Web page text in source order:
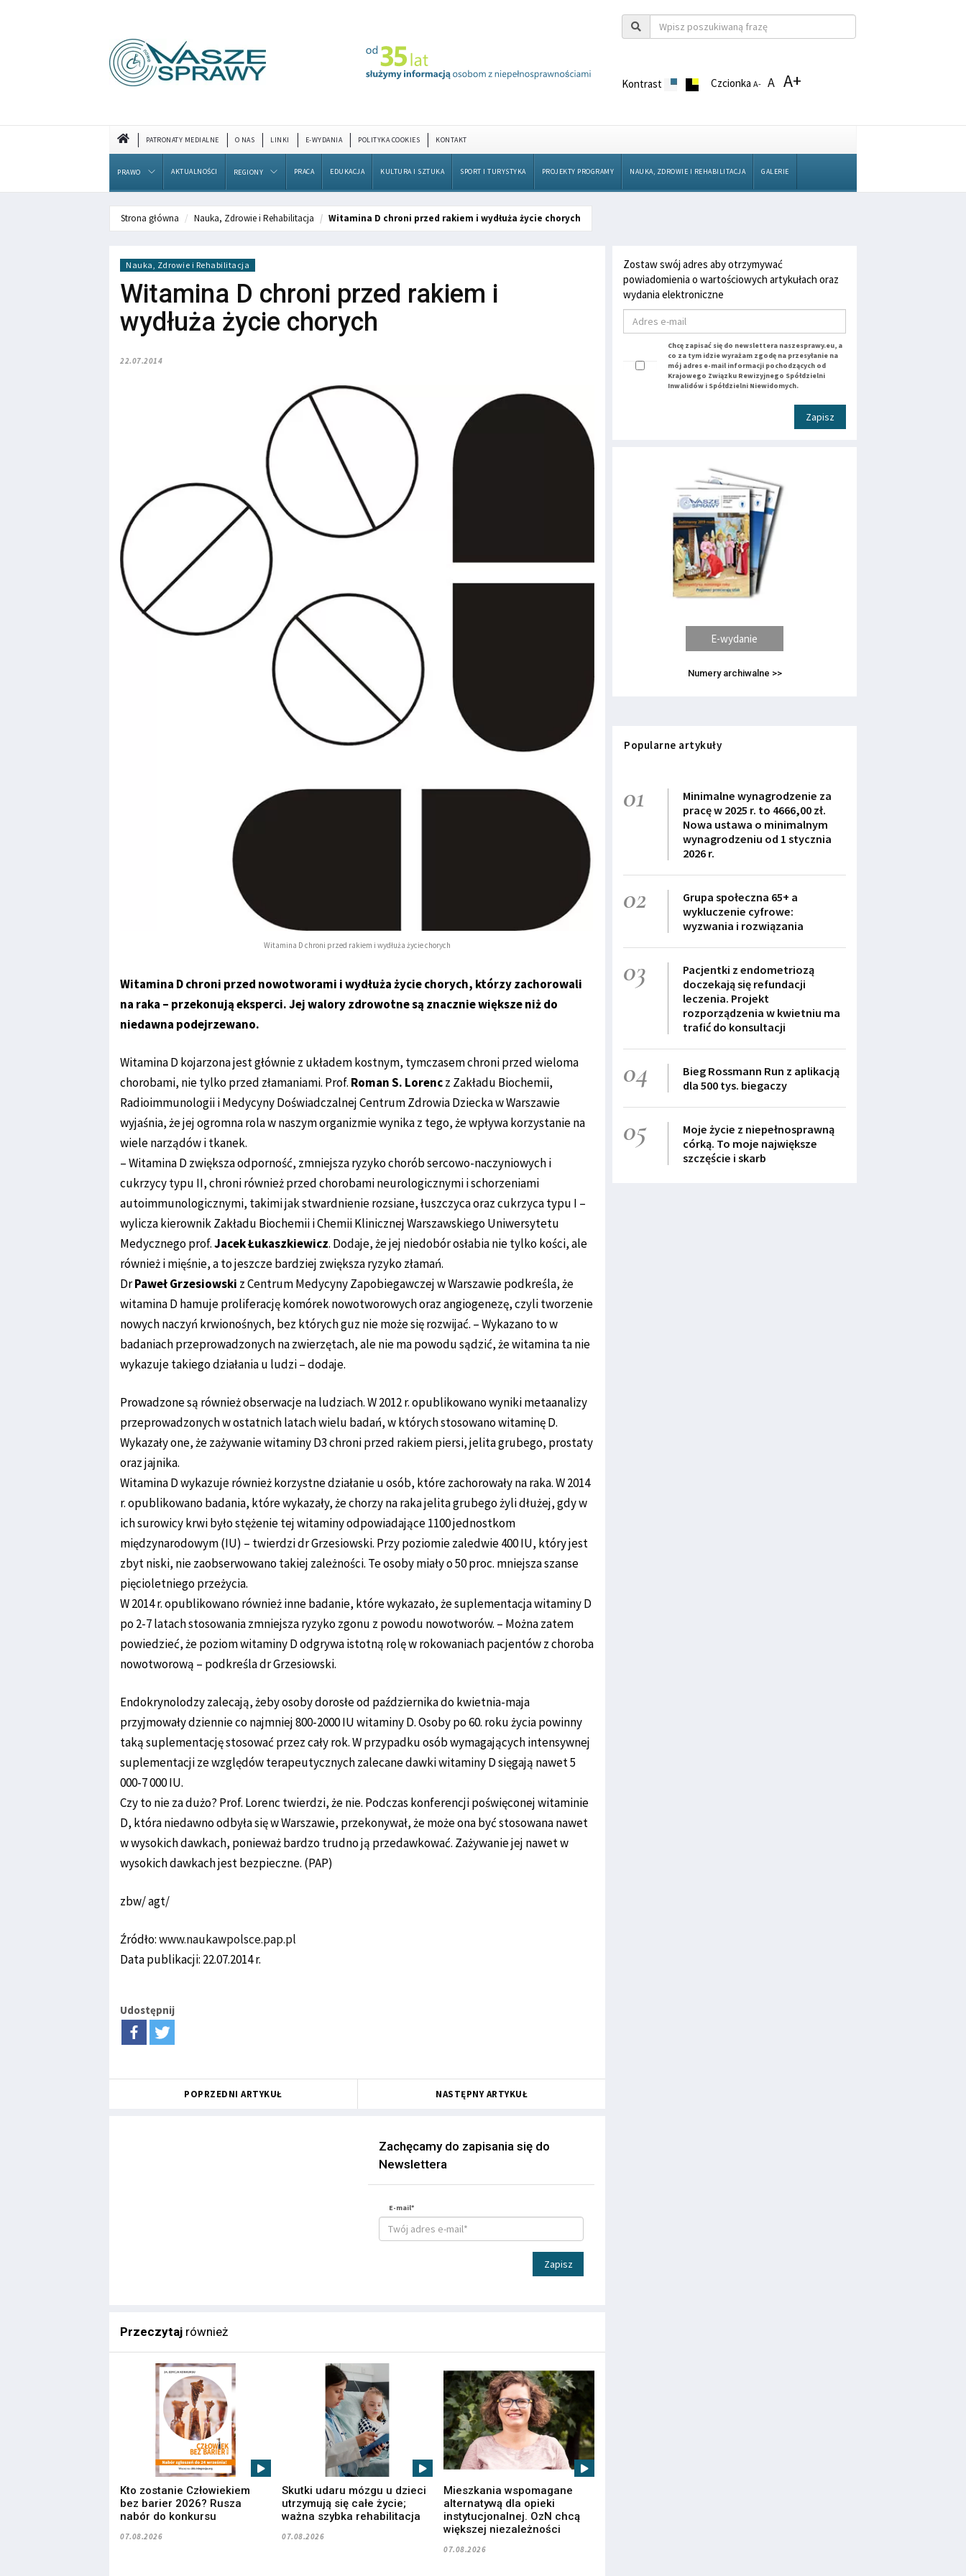
Kontrast CzcionkaA- A A+
PATRONATY MEDIALNE O NAS LINKI E-WYDANIA POLITYKA COOKIES KONTAKT
PRAWO AKTUALNOŚCI REGIONY PRACA EDUKACJA KULTURA I SZTUKA SPORT I TURYSTYKA PROJEKTY PROGRAMY NAUKA, ZDROWIE I REHABILITACJA GALERIE
Strona główna Nauka, Zdrowie i Rehabilitacja Witamina D chroni przed rakiem i wydłuża życie chorych
Nauka, Zdrowie i Rehabilitacja
Witamina D chroni przed rakiem i
wydłuża życie chorych
22.07.2014
Witamina D chroni przed rakiem i wydłuża życie chorych
Witamina D chroni przed nowotworami i wydłuża życie chorych, którzy zachorowali
na raka – przekonują eksperci. Jej walory zdrowotne są znacznie większe niż do
niedawna podejrzewano.
Witamina D kojarzona jest głównie z układem kostnym, tymczasem chroni przed wieloma
chorobami, nie tylko przed złamaniami. Prof. Roman S. Lorencz Zakładu Biochemii,
Radioimmunologii i Medycyny Doświadczalnej Centrum Zdrowia Dziecka w Warszawie
wyjaśnia, że jej ogromna rola w naszym organizmie wynika z tego, że wpływa korzystanie na
wiele narządów i tkanek.
– Witamina D zwiększa odporność, zmniejsza ryzyko chorób sercowo-naczyniowych i
cukrzycy typu II, chroni również przed chorobami neurologicznymi i schorzeniami
autoimmunologicznymi, takimi jak stwardnienie rozsiane, łuszczyca oraz cukrzyca typu I –
wylicza kierownik Zakładu Biochemii i Chemii Klinicznej Warszawskiego Uniwersytetu
Medycznego prof.Jacek Łukaszkiewicz. Dodaje, że jej niedobór osłabia nie tylko kości, ale
również i mięśnie, a to jeszcze bardziej zwiększa ryzyko złamań.
DrPaweł Grzesiowski z Centrum Medycyny Zapobiegawczej w Warszawie podkreśla, że
witamina D hamuje proliferację komórek nowotworowych oraz angiogenezę, czyli tworzenie
nowych naczyń krwionośnych, bez których guz nie może się rozwijać. – Wykazano to w
badaniach przeprowadzonych na zwierzętach, ale nie ma powodu sądzić, że witamina ta nie
wykazuje takiego działania u ludzi – dodaje.
Prowadzone są również obserwacje na ludziach. W 2012 r. opublikowano wyniki metaanalizy
przeprowadzonych w ostatnich latach wielu badań, w których stosowano witaminę D.
Wykazały one, że zażywanie witaminy D3 chroni przed rakiem piersi, jelita grubego, prostaty
oraz jajnika.
Witamina D wykazuje również korzystne działanie u osób, które zachorowały na raka. W 2014
r. opublikowano badania, które wykazały, że chorzy na raka jelita grubego żyli dłużej, gdy w
ich surowicy krwi było stężenie tej witaminy odpowiadające 1100 jednostkom
międzynarodowym (IU) – twierdzi dr Grzesiowski. Przy poziomie zaledwie 400 IU, który jest
zbyt niski, nie zaobserwowano takiej zależności. Te osoby miały o 50 proc. mniejsza szanse
pięcioletniego przeżycia.
W 2014 r. opublikowano również inne badanie, które wykazało, że suplementacja witaminy D
po 2-7 latach stosowania zmniejsza ryzyko zgonu z powodu nowotworów. – Można zatem
powiedzieć, że poziom witaminy D odgrywa istotną rolę w rokowaniach pacjentów z choroba
nowotworową – podkreśla dr Grzesiowski.
Endokrynolodzy zalecają, żeby osoby dorosłe od października do kwietnia-maja
przyjmowały dziennie co najmniej 800-2000 IU witaminy D. Osoby po 60. roku życia powinny
taką suplementację stosować przez cały rok. W przypadku osób wymagających intensywnej
suplementacji ze względów terapeutycznych zalecane dawki witaminy D sięgają nawet 5
000-7 000 IU.
Czy to nie za dużo? Prof. Lorenc twierdzi, że nie. Podczas konferencji poświęconej witaminie
D, która niedawno odbyła się w Warszawie, przekonywał, że może ona być stosowana nawet
w wysokich dawkach, ponieważ bardzo trudno ją przedawkować. Zażywanie jej nawet w
wysokich dawkach jest bezpieczne. (PAP)
zbw/ agt/
Źródło:www.naukawpolsce.pap.pl
Data publikacji: 22.07.2014 r.
Udostępnij
POPRZEDNI ARTYKUŁ NASTĘPNY ARTYKUŁ
Zachęcamy do zapisania się do
Newslettera
E-mail*
Zapisz
Przeczytaj również
Kto zostanie Człowiekiem
bez barier 2026? Rusza
nabór do konkursu
07.08.2026
Skutki udaru mózgu u dzieci
utrzymują się całe życie;
ważna szybka rehabilitacja
07.08.2026
Mieszkania wspomagane
alternatywą dla opieki
instytucjonalnej. OzN chcą
większej niezależności
07.08.2026
Zostaw swój adres aby otrzymywać
powiadomienia o wartościowych artykułach oraz
wydania elektroniczne
Chcę zapisać się do newslettera naszesprawy.eu, a
co za tym idzie wyrażam zgodę na przesyłanie na
mój adres e-mail informacji pochodzących od
Krajowego Związku Rewizyjnego Spółdzielni
Inwalidów i Spółdzielni Niewidomych.
Zapisz
E-wydanie
Numery archiwalne >>
Popularne artykuły
01
Minimalne wynagrodzenie za
pracę w 2025 r. to 4666,00 zł.
Nowa ustawa o minimalnym
wynagrodzeniu od 1 stycznia
2026 r.
02
Grupa społeczna 65+ a
wykluczenie cyfrowe:
wyzwania i rozwiązania
03
Pacjentki z endometriozą
doczekają się refundacji
leczenia. Projekt
rozporządzenia w kwietniu ma
trafić do konsultacji
04
Bieg Rossmann Run z aplikacją
dla 500 tys. biegaczy
05
Moje życie z niepełnosprawną
córką. To moje największe
szczęście i skarb